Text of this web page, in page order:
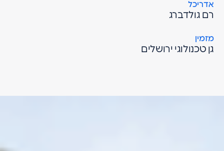
מזמין
גן טכנולוגי ירושלים
אדריכל
רם גולדברג